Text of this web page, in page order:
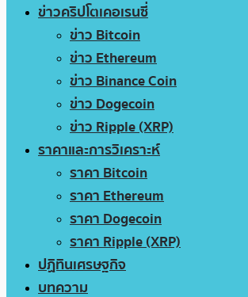
ข่าวคริปโตเคอเรนซี่
ข่าว Bitcoin
ข่าว Ethereum
ข่าว Binance Coin
ข่าว Dogecoin
ข่าว Ripple (XRP)
ราคาและการวิเคราะห์
ราคา Bitcoin
ราคา Ethereum
ราคา Dogecoin
ราคา Ripple (XRP)
ปฏิทินเศรษฐกิจ
บทความ